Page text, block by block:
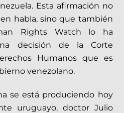
Esta afirmación no
habla, sino que también
Rights Watch lo ha
decisión de la Corte
Humanos que es
venezolano.
se está produciendo hoy
uruguayo, doctor Julio